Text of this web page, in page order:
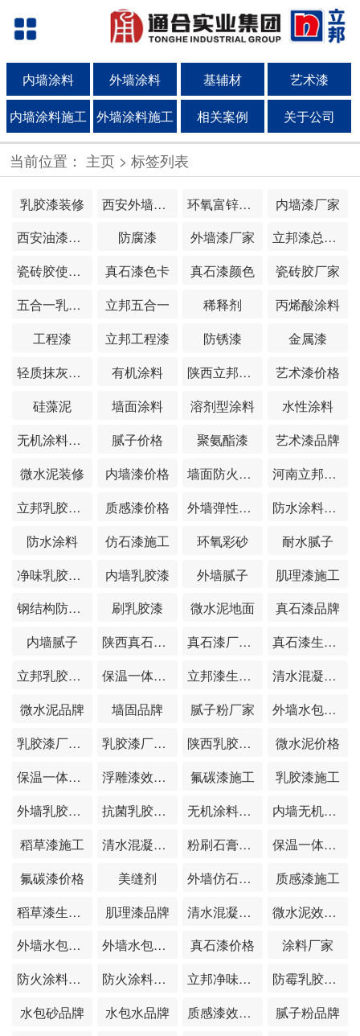
内墙涂料 外墙涂料 基辅材 艺术漆
内墙涂料施工 外墙涂料施工 相关案例 关于公司
当前位置： 主页> 标签列表
乳胶漆装修 西安外墙漆厂家 环氧富锌底漆
内墙漆厂家
西安油漆厂家
防腐漆 外墙漆厂家
立邦漆总代理
瓷砖胶使用方法
真石漆色卡 真石漆颜色
瓷砖胶厂家
五合一乳胶漆
立邦五合一 稀释剂
丙烯酸涂料
工程漆
立邦工程漆 防锈漆
金属漆
轻质抹灰石膏
有机涂料 陕西立邦漆总代理
艺术漆价格
硅藻泥
墙面涂料 溶剂型涂料
水性涂料
无机涂料厂家
腻子价格 聚氨酯漆
艺术漆品牌
微水泥装修
内墙漆价格 墙面防火涂料
河南立邦漆厂家
立邦乳胶漆厂家
质感漆价格 外墙弹性涂料施工
防水涂料施工
防水涂料
仿石漆施工 环氧彩砂
耐水腻子
净味乳胶漆价格
内墙乳胶漆 外墙腻子
肌理漆施工
钢结构防火涂料
刷乳胶漆 微水泥地面
真石漆品牌
内墙腻子
陕西真石漆厂家 真石漆厂家电话
真石漆生产厂家
立邦乳胶漆价格
保温一体板厂家 立邦漆生产厂家
清水混凝土效果图
微水泥品牌
墙固品牌 腻子粉厂家
外墙水包水施工
乳胶漆厂家地址
乳胶漆厂家电话 陕西乳胶漆厂家
微水泥价格
保温一体板品牌
浮雕漆效果图 氟碳漆施工
乳胶漆施工
外墙乳胶漆施工
抗菌乳胶漆价格 无机涂料施工
内墙无机涂料
稻草漆施工
清水混凝土施工 粉刷石膏品牌
保温一体板施工
氟碳漆价格
美缝剂 外墙仿石漆价格
质感漆施工
稻草漆生产厂家
肌理漆品牌 清水混凝土价格
微水泥效果图
外墙水包水价格
外墙水包砂施工 真石漆价格
涂料厂家
防火涂料品牌
防火涂料厂家 立邦净味120
防霉乳胶漆价格
水包砂品牌
水包水品牌 质感漆效果图
腻子粉品牌